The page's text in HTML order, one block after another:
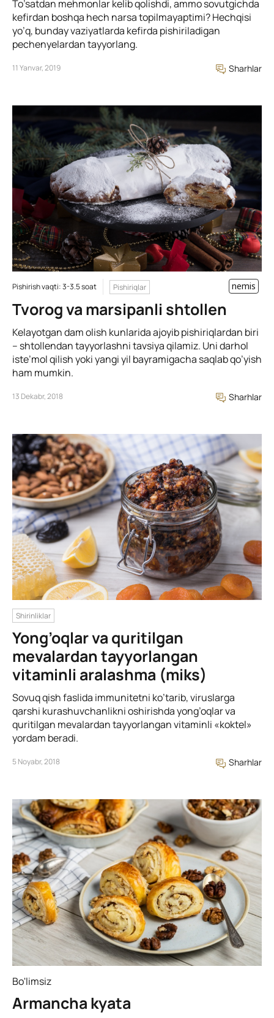
To’satdan mehmonlar kelib qolishdi, ammo sovutgichda
kefirdan boshqa hech narsa topilmayaptimi? Hechqisi
yo’q, bunday vaziyatlarda kefirda pishiriladigan
pechenyelardan tayyorlang.
11 Yanvar, 2019 Sharhlar
Pishirish vaqti: 3-3.5 soat Pishiriqlar nemis
Tvorog va marsipanli shtollen
Kelayotgan dam olish kunlarida ajoyib pishiriqlardan biri
– shtollendan tayyorlashni tavsiya qilamiz. Uni darhol
iste’mol qilish yoki yangi yil bayramigacha saqlab qo’yish
ham mumkin.
13 Dekabr, 2018 Sharhlar
Shirinliklar
Yong’oqlar va quritilgan
mevalardan tayyorlangan
vitaminli aralashma (miks)
Sovuq qish faslida immunitetni ko’tarib, viruslarga
qarshi kurashuvchanlikni oshirishda yong’oqlar va
quritilgan mevalardan tayyorlangan vitaminli «koktel»
yordam beradi.
5 Noyabr, 2018 Sharhlar
Bo'limsiz
Armancha kyata